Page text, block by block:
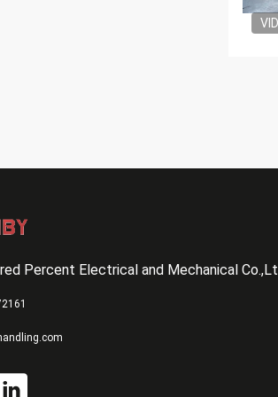
Percent Electrical and Mechanical